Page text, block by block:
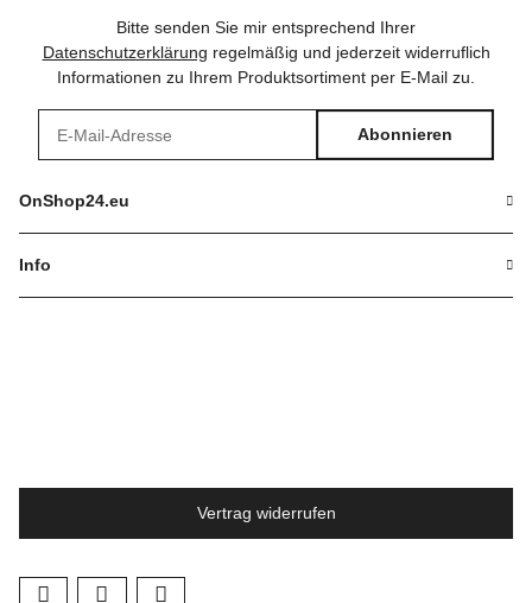
Bitte senden Sie mir entsprechend Ihrer
Datenschutzerklärung regelmäßig und jederzeit widerruflich
Informationen zu Ihrem Produktsortiment per E-Mail zu.
Abonnieren
OnShop24.eu
Info
Vertrag widerrufen